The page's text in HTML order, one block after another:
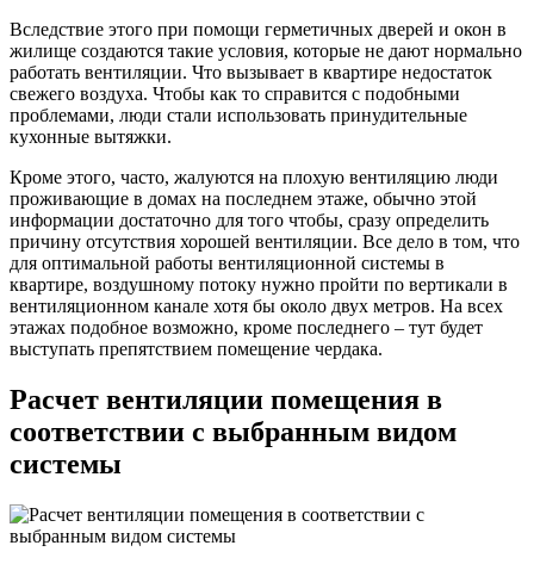
Вследствие этого при помощи герметичных дверей и окон в
жилище создаются такие условия, которые не дают нормально
работать вентиляции. Что вызывает в квартире недостаток
свежего воздуха. Чтобы как то справится с подобными
проблемами, люди стали использовать принудительные
кухонные вытяжки.
Кроме этого, часто, жалуются на плохую вентиляцию люди
проживающие в домах на последнем этаже, обычно этой
информации достаточно для того чтобы, сразу определить
причину отсутствия хорошей вентиляции. Все дело в том, что
для оптимальной работы вентиляционной системы в
квартире, воздушному потоку нужно пройти по вертикали в
вентиляционном канале хотя бы около двух метров. На всех
этажах подобное возможно, кроме последнего – тут будет
выступать препятствием помещение чердака.
Расчет вентиляции помещения в
соответствии с выбранным видом
системы